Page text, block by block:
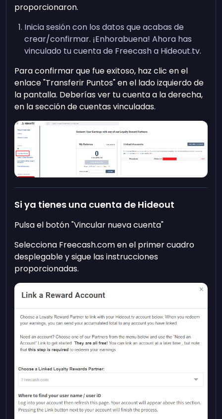
proporcionaron.
Inicia sesión con los datos que acabas de
crear/confirmar. ¡Enhorabuena! Ahora has
vinculado tu cuenta de Freecash a Hideout.tv.
Para confirmar que fue exitoso, haz clic en el
enlace "Transferir Puntos" en el lado izquierdo de
la pantalla. Deberías ver tu cuenta a la derecha,
en la sección de cuentas vinculadas.
Si ya tienes una cuenta de Hideout
Pulsa el botón "Vincular nueva cuenta"
Selecciona Freecash.com en el primer cuadro
desplegable y sigue las instrucciones
proporcionadas.